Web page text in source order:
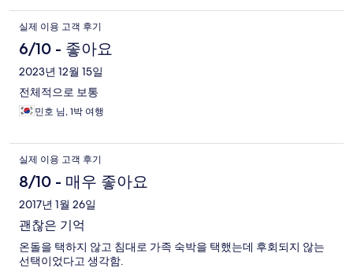
실제 이용 고객 후기
6/10 - 좋아요
2023년 12월 15일
전체적으로 보통
민호 님, 1박 여행
실제 이용 고객 후기
8/10 - 매우 좋아요
2017년 1월 26일
괜찮은 기억
온돌을 택하지 않고 침대로 가족 숙박을 택했는데 후회되지 않는
선택이었다고 생각함.